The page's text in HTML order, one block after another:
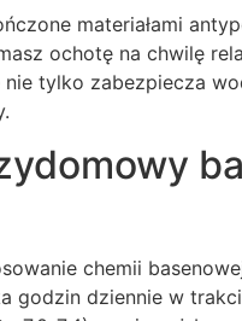
materiałami
ochotę na chwilę
tylko zabezpiecza
chemii
godzin dziennie w